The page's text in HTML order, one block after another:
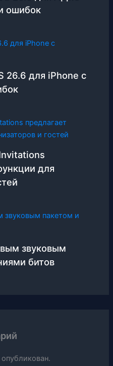
ошибок
26.6 для iPhone с
для
звуковым
битов